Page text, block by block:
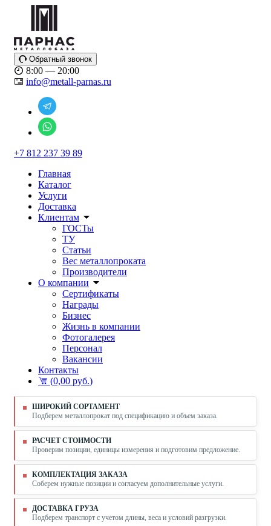
Обратный звонок
8:00 — 20:00
info@metall-parnas.ru
+7 812 237 39 89
Главная
Каталог
Услуги
Доставка
Клиентам
ГОСТы
ТУ
Статьи
Вес металлопроката
Производители
О компании
Сертификаты
Награды
Бизнес
Жизнь в компании
Фотогалерея
Персонал
Вакансии
Контакты
(0,00 руб.)
ШИРОКИЙ СОРТАМЕНТ
Подберем металлопрокат под спецификацию и объем заказа.
РАСЧЕТ СТОИМОСТИ
Проверим позиции, единицы измерения и подготовим предложение.
КОМПЛЕКТАЦИЯ ЗАКАЗА
Соберем нужные позиции и согласуем дополнительные услуги.
ДОСТАВКА ГРУЗА
Подберем транспорт с учетом длины, веса и условий разгрузки.